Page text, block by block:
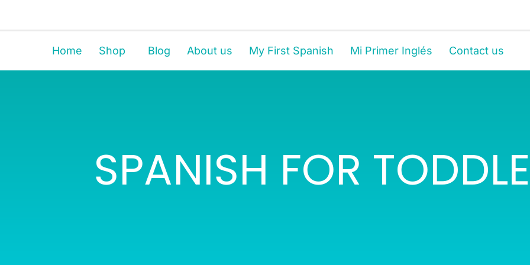
Home Shop Blog About us My First Spanish Mi Primer Inglés Contact us
SPANISH FOR